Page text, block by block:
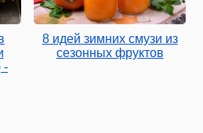
-
8 идей зимних смузи из
сезонных фруктов